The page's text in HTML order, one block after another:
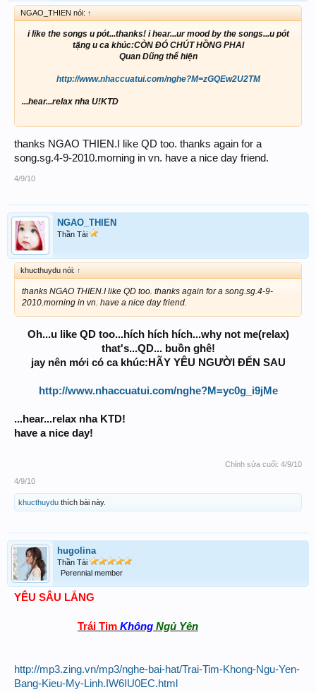
NGAO_THIEN nói: ↑
i like the songs u pót...thanks! i hear...ur mood by the songs...u pót
tặng u ca khúc:CÒN ĐÓ CHÚT HỒNG PHAI
Quan Dũng thể hiện
http://www.nhaccuatui.com/nghe?M=zGQEw2U2TM
...hear...relax nha U!KTD
thanks NGAO THIEN.I like QD too. thanks again for a
song.sg.4-9-2010.morning in vn. have a nice day friend.
4/9/10
NGAO_THIEN
Thần Tài
khucthuydu nói: ↑
thanks NGAO THIEN.I like QD too. thanks again for a song.sg.4-9-
2010.morning in vn. have a nice day friend.
Oh...u like QD too...hích hích hích...why not me(relax)
that's...QD... buồn ghê!
jay nên mới có ca khúc:HÃY YÊU NGƯỜI ĐẾN SAU
http://www.nhaccuatui.com/nghe?M=yc0g_i9jMe
...hear...relax nha KTD!
have a nice day!
Chỉnh sửa cuối: 4/9/10
4/9/10
khucthuydu thích bài này.
hugolina
Thần Tài
Perennial member
YÊU SÂU LẮNG
Trái Tim Không Ngủ Yên
http://mp3.zing.vn/mp3/nghe-bai-hat/Trai-Tim-Khong-Ngu-Yen-
Bang-Kieu-My-Linh.IW6IU0EC.html